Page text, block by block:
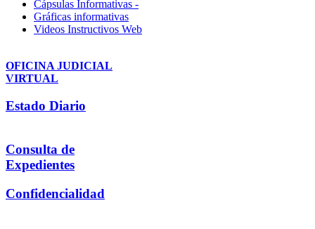
Cápsulas Informativas -
Gráficas informativas
Videos Instructivos Web
OFICINA JUDICIAL
VIRTUAL
Estado Diario
Consulta de
Expedientes
Confidencialidad